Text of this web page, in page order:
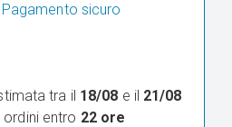
sicuro
tra il 18/08 e il 21/08
ordini entro 22 ore